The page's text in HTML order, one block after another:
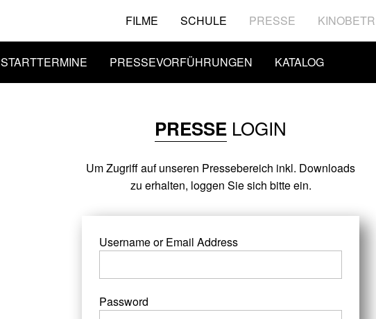
FILME SCHULE PRESSE
STARTTERMINE PRESSEVORFÜHRUNGEN KATALOG
PRESSE LOGIN
Um Zugriff auf unseren Pressebereich inkl. Downloads
zu erhalten, loggen Sie sich bitte ein.
Username or Email Address
Password